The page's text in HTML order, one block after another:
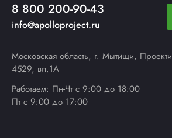
8 800 200-90-43
info@apolloproject.ru
Московская область, г. Мытищи,
4529, вл.1А
Работаем: Пн-Чт с 9:00 до 18:00
Пт с 9:00 до 17:00